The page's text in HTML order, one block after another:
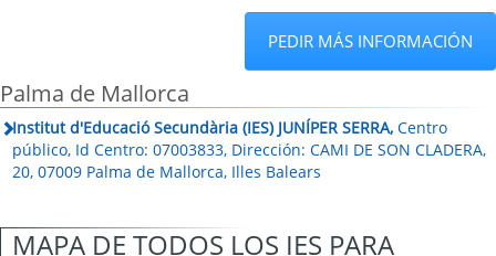
PEDIR MÁS INFORMACIÓN
Palma de Mallorca
Institut d'Educació Secundària (IES) JUNÍPER SERRA, Centro
público, Id Centro: 07003833, Dirección: CAMI DE SON CLADERA,
20, 07009 Palma de Mallorca, Illes Balears
MAPA DE TODOS LOS IES PARA